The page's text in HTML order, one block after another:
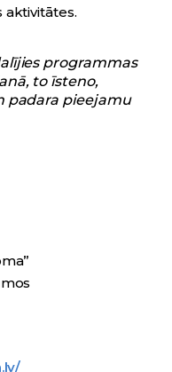
programmas
to īsteno,
padara pieejamu